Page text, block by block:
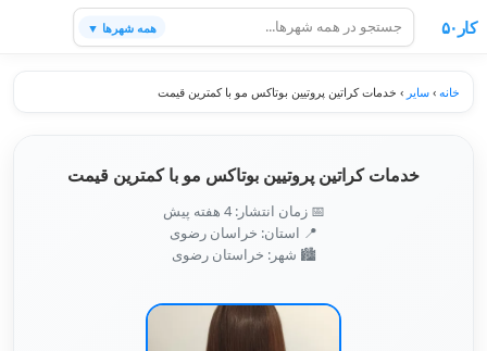
کار۵۰ همه شهرها ▼
خانه › سایر › خدمات کراتین پروتیین بوتاکس مو با کمترین قیمت
خدمات کراتین پروتیین بوتاکس مو با کمترین قیمت
📅 زمان انتشار: 4 هفته پیش
📍 استان: خراسان رضوی
🏙️ شهر: خراستان رضوی